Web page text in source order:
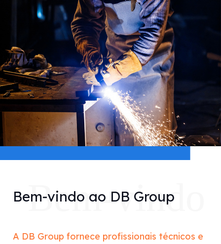
Bem-vindo
Bem-vindo ao DB Group
A DB Group fornece profissionais técnicos e